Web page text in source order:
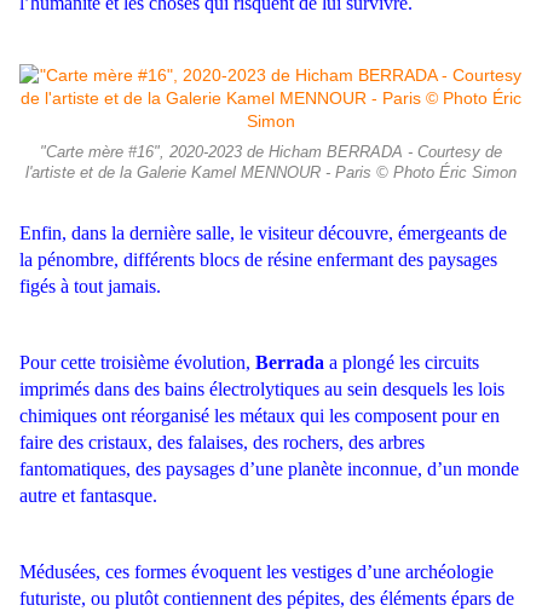
"Carte mère #16", 2020-2023 de Hicham BERRADA - Courtesy de
l'artiste et de la Galerie Kamel MENNOUR - Paris © Photo Éric Simon
Enfin, dans la dernière salle, le visiteur découvre, émergeants de
la pénombre, différents blocs de résine enfermant des paysages
figés à tout jamais.
Pour cette troisième évolution, Berrada a plongé les circuits
imprimés dans des bains électrolytiques au sein desquels les lois
chimiques ont réorganisé les métaux qui les composent pour en
faire des cristaux, des falaises, des rochers, des arbres
fantomatiques, des paysages d’une planète inconnue, d’un monde
autre et fantasque.
Médusées, ces formes évoquent les vestiges d’une archéologie
futuriste, ou plutôt contiennent des pépites, des éléments épars de